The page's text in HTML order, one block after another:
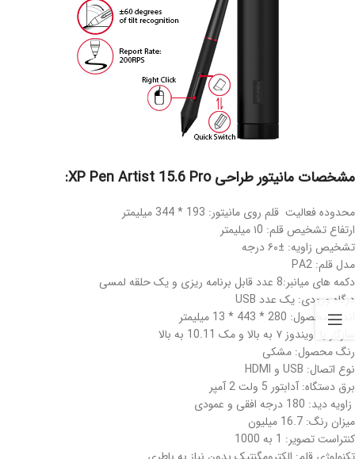
مشخصات مانیتور طراحی XP Pen Artist 15.6 Pro:
محدوده فعالیت قلم روی مانیتور: 193 * 344 میلیمتر
ارتفاع تشخیص قلم: ۱0 میلیمتر
تشخیص زاویه: ±۶۰ درجه
مدل قلم: PA2
دکمه های میانبر:8 عدد قابل برنامه ریزی و یک حلقه لمسی
درگاه ورودی: یک عدد USB
اندازه محصول: 280 * 443 * 13 میلیمتر
سازگار با: ویندوز ۷ به بالا و مک 10.11 به بالا
رنگ محصول: مشکی
نوع اتصال: USB و HDMI
برق دستگاه: آدابتور 5 ولت 2 آمپر
زاویه دید: 180 درجه افقی و عمودی
میزان رنگ: 16.7 میلیون
کنتراست تصویر: 1 به 1000